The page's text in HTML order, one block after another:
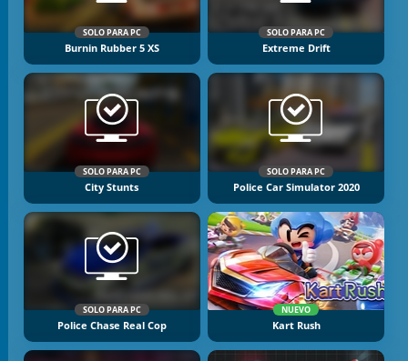
SOLO PARA PC
Burnin Rubber 5 XS
SOLO PARA PC
Extreme Drift
SOLO PARA PC
City Stunts
SOLO PARA PC
Police Car Simulator 2020
SOLO PARA PC
Police Chase Real Cop
NUEVO
Kart Rush